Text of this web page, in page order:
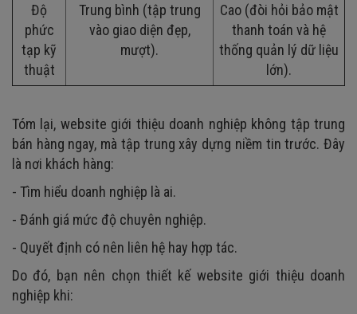
Độ
phức
tạp kỹ
thuật
Trung bình (tập trung
vào giao diện đẹp,
mượt).
Cao (đòi hỏi bảo mật
thanh toán và hệ
thống quản lý dữ liệu
lớn).
Tóm lại, website giới thiệu doanh nghiệp không tập trung
bán hàng ngay, mà tập trung xây dựng niềm tin trước. Đây
là nơi khách hàng:
- Tìm hiểu doanh nghiệp là ai.
- Đánh giá mức độ chuyên nghiệp.
- Quyết định có nên liên hệ hay hợp tác.
Do đó, bạn nên chọn thiết kế website giới thiệu doanh
nghiệp khi: